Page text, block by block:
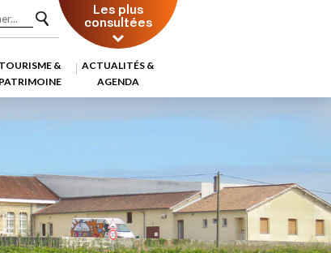
Les plus
consultées
TOURISME &
PATRIMOINE
ACTUALITÉS &
AGENDA